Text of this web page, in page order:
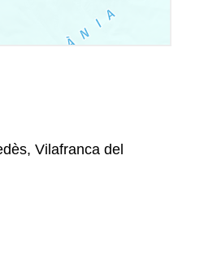
Vilafranca del